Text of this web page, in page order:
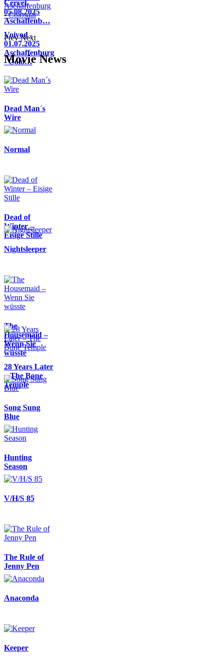
Cervet,
05.08.2025
Aschaffenb…
Voivod -
01.07.2025
Aschaffenburg
- Colo…
Prev Next
Movie News
Dead Man´s
Wire
Normal
Dead of
Winter –
Eisige Stille
Nightsleeper
The
Housemaid –
Wenn Sie
wüsste
28 Years Later
– The Bone
Temple
Song Sung
Blue
Hunting
Season
V/H/S 85
The Rule of
Jenny Pen
Anaconda
Keeper